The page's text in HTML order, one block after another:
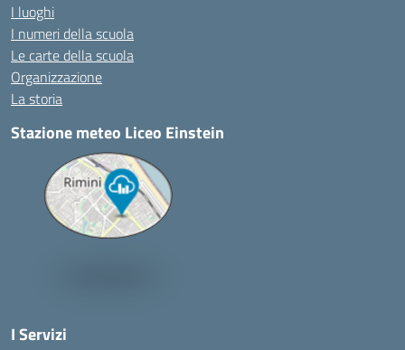
I luoghi
I numeri della scuola
Le carte della scuola
Organizzazione
La storia
Stazione meteo Liceo Einstein
I Servizi